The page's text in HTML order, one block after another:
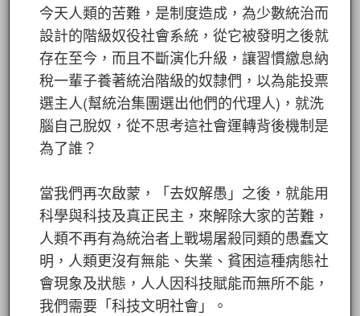
今天人類的苦難，是制度造成，為少數統治而
設計的階級奴役社會系統，從它被發明之後就
存在至今，而且不斷演化升級，讓習慣繳息納
稅一輩子養著統治階級的奴隸們，以為能投票
選主人(幫統治集團選出他們的代理人)，就洗
腦自己脫奴，從不思考這社會運轉背後機制是
為了誰？
當我們再次啟蒙，「去奴解愚」之後，就能用
科學與科技及真正民主，來解除大家的苦難，
人類不再有為統治者上戰場屠殺同類的愚蠢文
明，人類更沒有無能、失業、貧困這種病態社
會現象及狀態，人人因科技賦能而無所不能，
我們需要「科技文明社會」。